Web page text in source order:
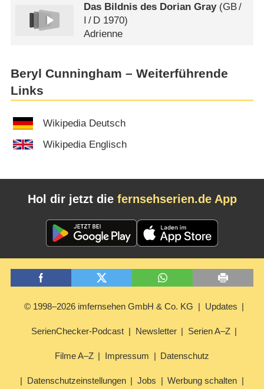
Das Bildnis des Dorian Gray(GB/
I / D 1970)
Adrienne
Beryl Cunningham – Weiterführende
Links
Wikipedia Deutsch
Wikipedia Englisch
Hol dir jetzt die fernsehserien.de App
© 1998–2026 imfernsehen GmbH & Co. KG Updates
SerienChecker-Podcast Newsletter Serien A–Z
Filme A–Z Impressum Datenschutz
Datenschutzeinstellungen Jobs Werbung schalten